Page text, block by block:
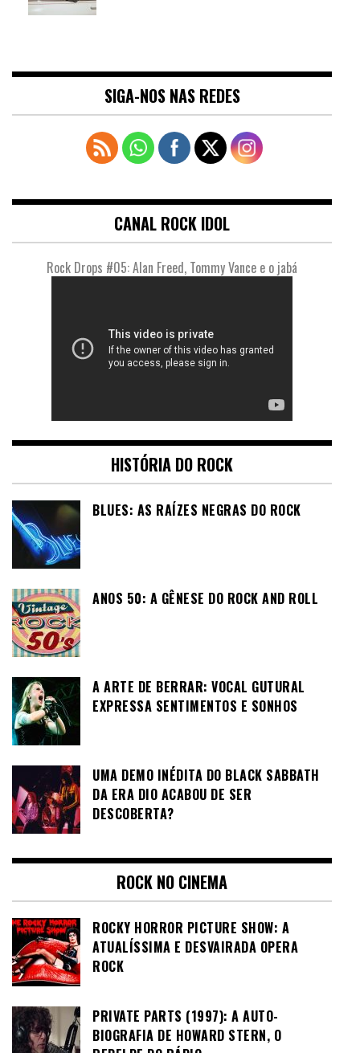
SIGA-NOS NAS REDES
CANAL ROCK IDOL
Rock Drops #05: Alan Freed, Tommy Vance e o jabá
HISTÓRIA DO ROCK
BLUES: AS RAÍZES NEGRAS DO ROCK
ANOS 50: A GÊNESE DO ROCK AND ROLL
A ARTE DE BERRAR: VOCAL GUTURAL
EXPRESSA SENTIMENTOS E SONHOS
UMA DEMO INÉDITA DO BLACK SABBATH
DA ERA DIO ACABOU DE SER
DESCOBERTA?
ROCK NO CINEMA
ROCKY HORROR PICTURE SHOW: A
ATUALÍSSIMA E DESVAIRADA OPERA
ROCK
PRIVATE PARTS (1997): A AUTO-
BIOGRAFIA DE HOWARD STERN, O